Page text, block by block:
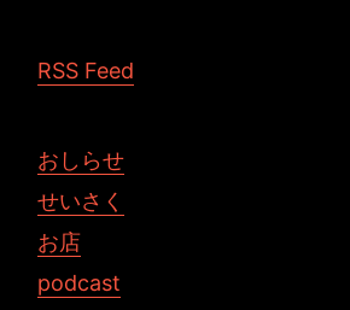
RSS Feed
おしらせ
せいさく
お店
podcast